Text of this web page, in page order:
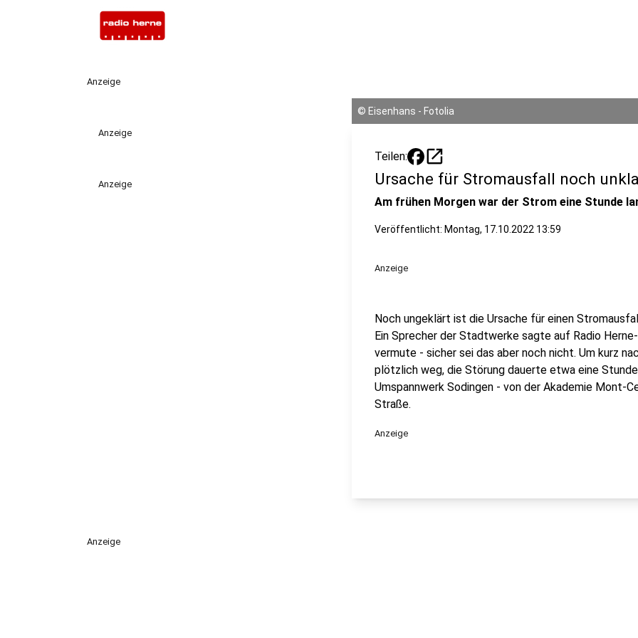
Anzeige
Anzeige
Anzeige
© Eisenhans - Fotolia
Teilen: open_in_new
Ursache für Stromausfall noch
Am frühen Morgen war der Strom eine Stunde
Veröffentlicht: Montag, 17.10.2022 13:59
Anzeige
Noch ungeklärt ist die Ursache für einen
Ein Sprecher der Stadtwerke sagte auf Radio
vermute - sicher sei das aber noch nicht. Um kurz
plötzlich weg, die Störung dauerte etwa eine
Umspannwerk Sodingen - von der Akademie Mont-
Straße.
Anzeige
Anzeige